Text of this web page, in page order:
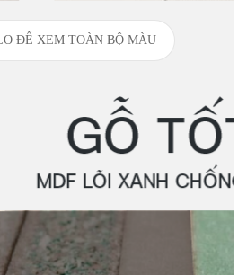
ĐỂ XEM TOÀN BỘ MÀU